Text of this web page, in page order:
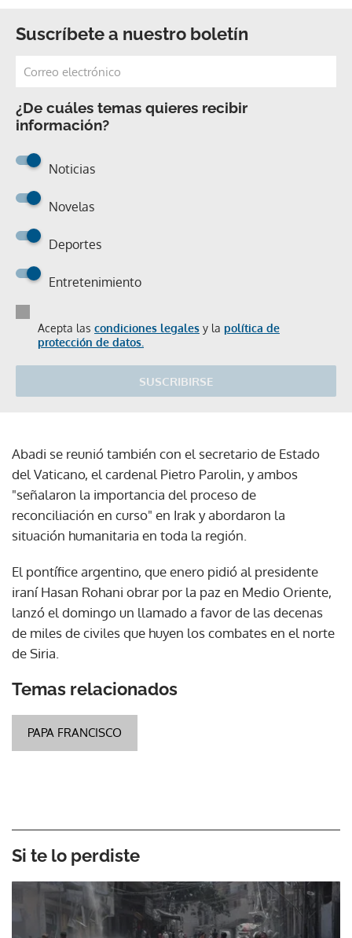
Suscríbete a nuestro boletín
¿De cuáles temas quieres recibir
información?
Noticias
Novelas
Deportes
Entretenimiento
Acepta las condiciones legales y la política de
protección de datos.
SUSCRIBIRSE
Abadi se reunió también con el secretario de Estado
del Vaticano, el cardenal Pietro Parolin, y ambos
"señalaron la importancia del proceso de
reconciliación en curso" en Irak y abordaron la
situación humanitaria en toda la región.
El pontífice argentino, que enero pidió al presidente
iraní Hasan Rohani obrar por la paz en Medio Oriente,
lanzó el domingo un llamado a favor de las decenas
de miles de civiles que huyen los combates en el norte
de Siria.
Temas relacionados
PAPA FRANCISCO
Si te lo perdiste